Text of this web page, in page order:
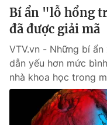
Chuyên mục
Chính trị
Xã hội
Pháp luật
Bí ẩn "lỗ hổng
đã được giải mã
VTV.vn - Những bí
dẫn yếu hơn mức
nhà khoa học trong